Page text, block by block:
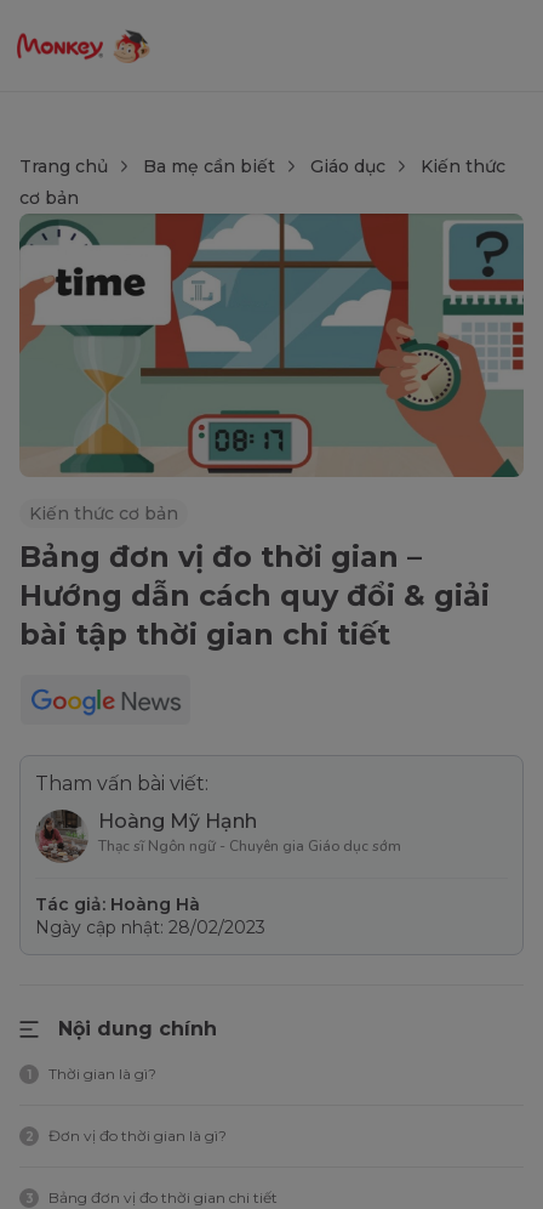
Trang chủ Ba mẹ cần biết Giáo dục
Kiến thức
cơ bản
Kiến thức cơ bản
Bảng đơn vị đo thời gian –
Hướng dẫn cách quy đổi & giải
bài tập thời gian chi tiết
Tham vấn bài viết:
Hoàng Mỹ Hạnh
Thạc sĩ Ngôn ngữ - Chuyên gia Giáo dục sớm
Tác giả: Hoàng Hà
Ngày cập nhật: 28/02/2023
Nội dung chính
1 Thời gian là gì?
2 Đơn vị đo thời gian là gì?
3 Bảng đơn vị đo thời gian chi tiết